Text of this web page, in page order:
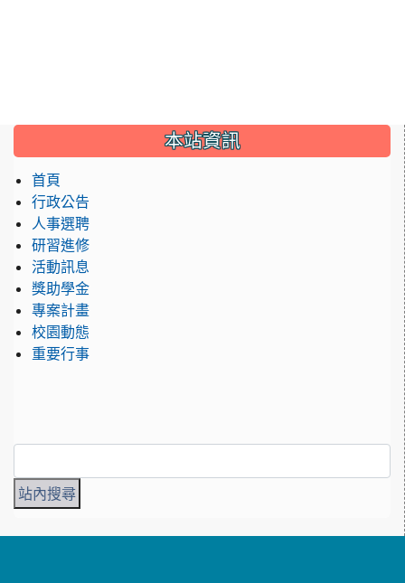
::: 本站資訊
首頁
行政公告
人事選聘
研習進修
活動訊息
獎助學金
專案計畫
校園動態
重要行事